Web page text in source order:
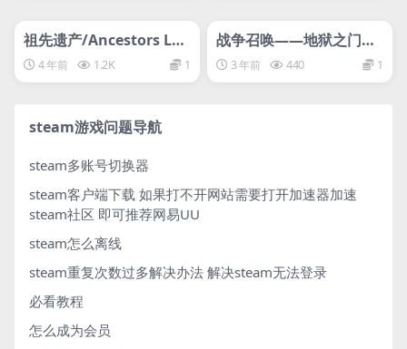
网盘下载游戏
祖先遗产/Ancestors Leg
acy4 年前 1.2K 1
网盘下载游戏
战争召唤——地狱之门：
东线/Call to Arms – Gat
es of Hell: Ostfront
3 年前 440 1
steam游戏问题导航
steam多账号切换器
steam客户端下载 如果打不开网站需要打开加速器加速
steam社区 即可推荐网易UU
steam怎么离线
steam重复次数过多解决办法 解决steam无法登录
必看教程
怎么成为会员